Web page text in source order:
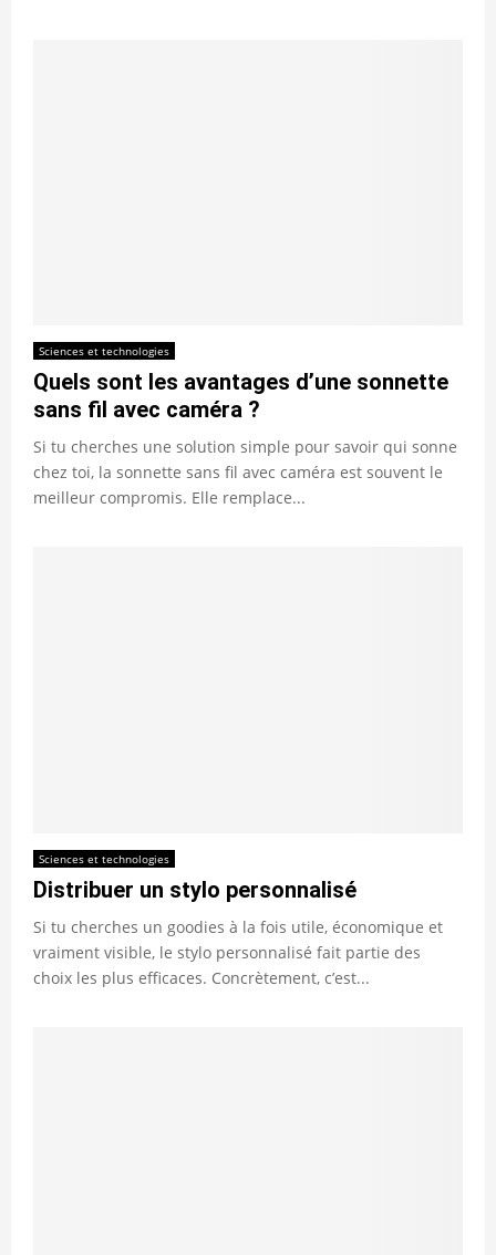
Sciences et technologies
Quels sont les avantages d’une sonnette
sans fil avec caméra ?
Si tu cherches une solution simple pour savoir qui sonne
chez toi, la sonnette sans fil avec caméra est souvent le
meilleur compromis. Elle remplace...
Sciences et technologies
Distribuer un stylo personnalisé
Si tu cherches un goodies à la fois utile, économique et
vraiment visible, le stylo personnalisé fait partie des
choix les plus efficaces. Concrètement, c’est...